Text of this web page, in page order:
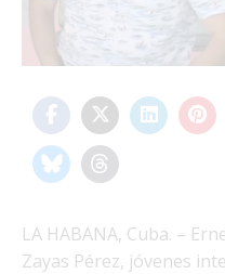
LA HABANA, Cuba. –
Zayas Pérez, jóvenes